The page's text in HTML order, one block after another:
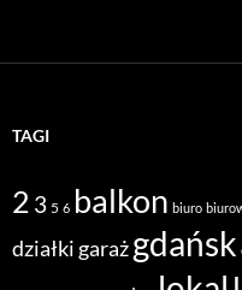
TAGI
2 3 5 6 balkon biuro
działki garażgdańsk